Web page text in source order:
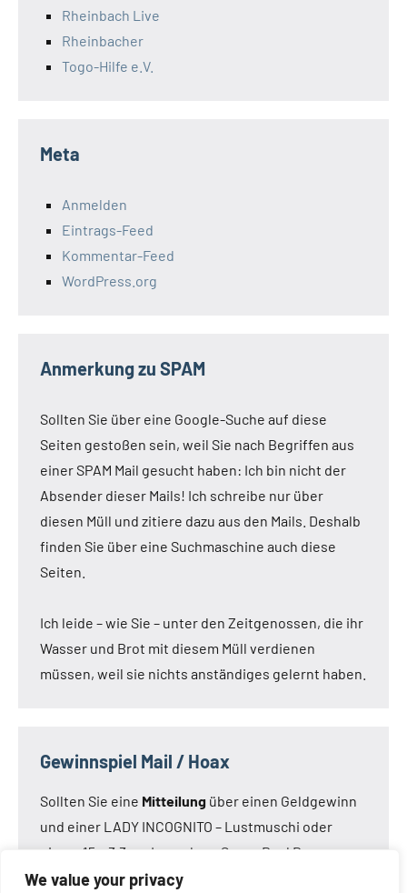
We value your privacy
Rheinbach Live
Rheinbacher
Togo-Hilfe e.V.
Meta
Anmelden
Eintrags-Feed
Kommentar-Feed
WordPress.org
Anmerkung zu SPAM
Sollten Sie über eine Google-Suche auf diese
Seiten gestoßen sein, weil Sie nach Begriffen aus
einer SPAM Mail gesucht haben: Ich bin nicht der
Absender dieser Mails! Ich schreibe nur über
diesen Müll und zitiere dazu aus den Mails. Deshalb
finden Sie über eine Suchmaschine auch diese
Seiten.
Ich leide – wie Sie – unter den Zeitgenossen, die ihr
Wasser und Brot mit diesem Müll verdienen
müssen, weil sie nichts anständiges gelernt haben.
Gewinnspiel Mail / Hoax
Sollten Sie eine Mitteilung über einen Geldgewinn
und einer LADY INCOGNITO – Lustmuschi oder
einem 15 x 3,3 cm Loveclone Super Real Dong –
oder was immer den Kameraden noch einfällt –